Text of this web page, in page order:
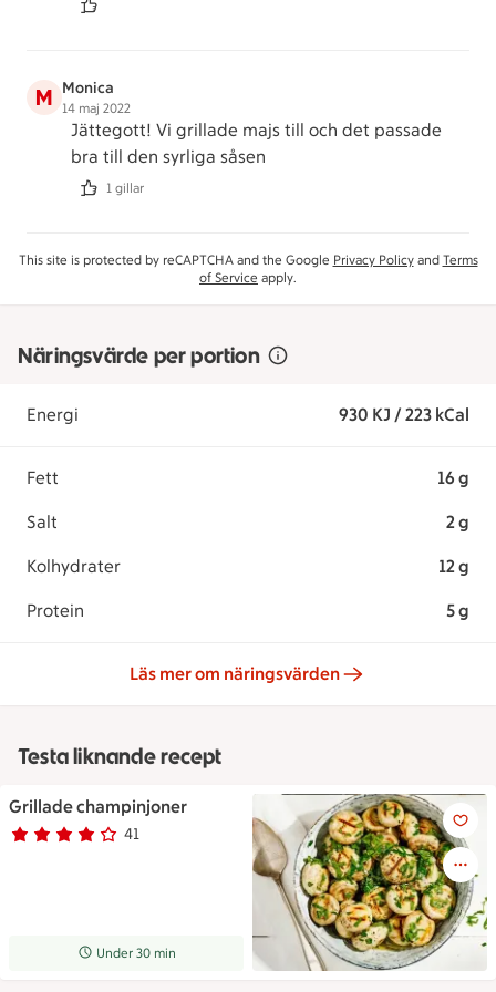
M Monica
14 maj 2022
Jättegott! Vi grillade majs till och det passade
bra till den syrliga såsen
1 gillar
This site is protected by reCAPTCHA and the Google Privacy Policyand Terms
of Service apply.
Näringsvärde per portion
Energi 930 KJ / 223 kCal
Fett 16 g
Salt 2 g
Kolhydrater 12 g
Protein 5 g
Läs mer om näringsvärden
Testa liknande recept
Grillade champinjoner
Betyg 3.9 av 5. 41
41 personer har röstat
Receptet tar Under 30 min att tillaga
Under 30 min
Grillade champinjoner